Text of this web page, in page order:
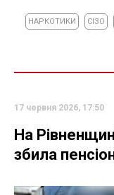
НАРКОТИКИ СІЗО
17 червня 2026, 17:50
На
збила